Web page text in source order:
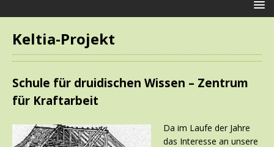
Keltia-Projekt
Schule für druidischen Wissen – Zentrum
für Kraftarbeit
Da im Laufe der Jahre
das Interesse an unsere